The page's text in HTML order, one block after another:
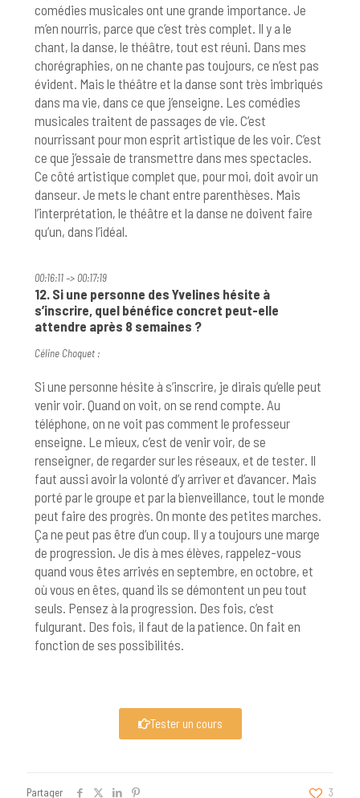
comédies musicales ont une grande importance. Je
m’en nourris, parce que c’est très complet. Il y a le
chant, la danse, le théâtre, tout est réuni. Dans mes
chorégraphies, on ne chante pas toujours, ce n’est pas
évident. Mais le théâtre et la danse sont très imbriqués
dans ma vie, dans ce que j’enseigne. Les comédies
musicales traitent de passages de vie. C’est
nourrissant pour mon esprit artistique de les voir. C’est
ce que j’essaie de transmettre dans mes spectacles.
Ce côté artistique complet que, pour moi, doit avoir un
danseur. Je mets le chant entre parenthèses. Mais
l’interprétation, le théâtre et la danse ne doivent faire
qu’un, dans l’idéal.
00:16:11 –> 00:17:19
12. Si une personne des Yvelines hésite à
s’inscrire, quel bénéfice concret peut-elle
attendre après 8 semaines ?
Céline Choquet :
Si une personne hésite à s’inscrire, je dirais qu’elle peut
venir voir. Quand on voit, on se rend compte. Au
téléphone, on ne voit pas comment le professeur
enseigne. Le mieux, c’est de venir voir, de se
renseigner, de regarder sur les réseaux, et de tester. Il
faut aussi avoir la volonté d’y arriver et d’avancer. Mais
porté par le groupe et par la bienveillance, tout le monde
peut faire des progrès. On monte des petites marches.
Ça ne peut pas être d’un coup. Il y a toujours une marge
de progression. Je dis à mes élèves, rappelez-vous
quand vous êtes arrivés en septembre, en octobre, et
où vous en êtes, quand ils se démontent un peu tout
seuls. Pensez à la progression. Des fois, c’est
fulgurant. Des fois, il faut de la patience. On fait en
fonction de ses possibilités.
Tester un cours
Partager 3